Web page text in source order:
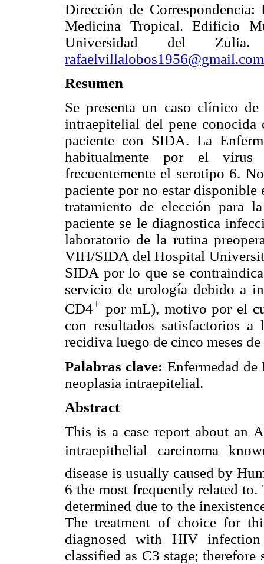
Dirección de
Medicina Tropical. Edificio
Universidad del Zulia.
rafaelvillalobos1956@gmail.com
Resumen
Se presenta un caso clínico
intraepitelial del pene
paciente con SIDA. La
habitualmente por el
frecuentemente el serotipo 6.
paciente por no estar disponible
tratamiento de elección para
paciente se le diagnostica
laboratorio de la rutina
VIH/SIDA del Hospital
SIDA por lo que se
servicio de urología debido a
CD4+ por mL), motivo por el
con resultados satisfactorios a
recidiva luego de cinco meses
Palabras clave: Enfermedad
neoplasia intraepitelial.
Abstract
This is a case report about an
intraepithelial carcinoma
disease is usually caused by
6 the most frequently related
determined due to the
The treatment of choice for
diagnosed with HIV
classified as C3 stage;